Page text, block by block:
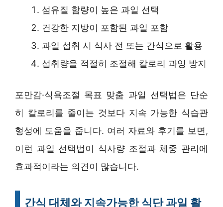
섬유질 함량이 높은 과일 선택
건강한 지방이 포함된 과일 포함
과일 섭취 시 식사 전 또는 간식으로 활용
섭취량을 적절히 조절해 칼로리 과잉 방지
포만감·식욕조절 목표 맞춤 과일 선택법은 단순
히 칼로리를 줄이는 것보다 지속 가능한 식습관
형성에 도움을 줍니다. 여러 자료와 후기를 보면,
이런 과일 선택법이 식사량 조절과 체중 관리에
효과적이라는 의견이 많습니다.
간식 대체와 지속가능한 식단 과일 활